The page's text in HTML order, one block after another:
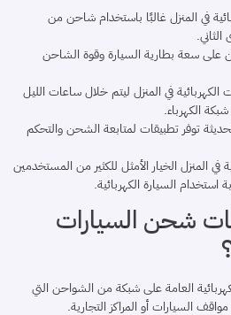
في المنزل غالبًا باستخدام شاحن من
على سعة بطارية السيارة وقوة الشاحن
في المنزل ليتم خلال ساعات الليل
الكهرباء.
توفر تطبيقات لمتابعة الشحن والتحكم
في المنزل الخيار الأمثل للكثير من المستخدمين
استخدام السيارة الكهربائية.
شحن السيارات
العامة على شبكة من الشواحن التي
السيارات أو المراكز التجارية.